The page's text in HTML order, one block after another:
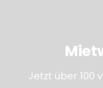
Jetzt über 100